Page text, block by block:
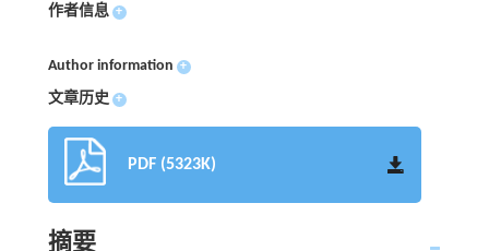
作者信息 +
Author information +
文章历史 +
PDF (5323K)
摘要